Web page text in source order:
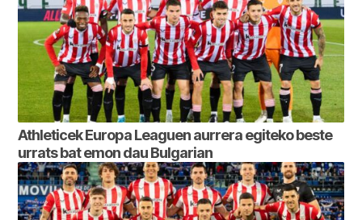
Athleticek Europa Leaguen aurrera egiteko beste
urrats bat emon dau Bulgarian